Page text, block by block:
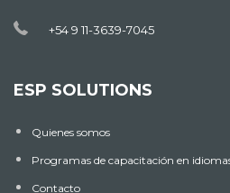
+54 9 11-3639-7045
ESP SOLUTIONS
Quienes somos
Programas de capacitación en
Contacto